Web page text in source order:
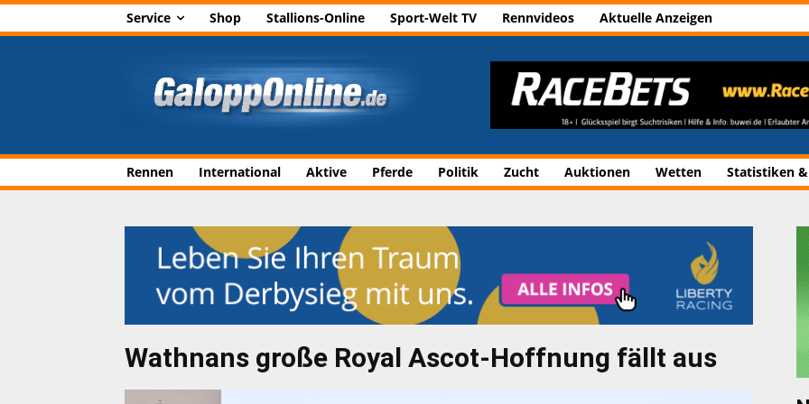
Service Shop Stallions-Online Sport-Welt TV Rennvideos Aktuelle Anzeigen
Rennen International Aktive Pferde Politik Zucht Auktionen Wetten Statistiken
Wathnans große Royal Ascot-Hoffnung fällt aus